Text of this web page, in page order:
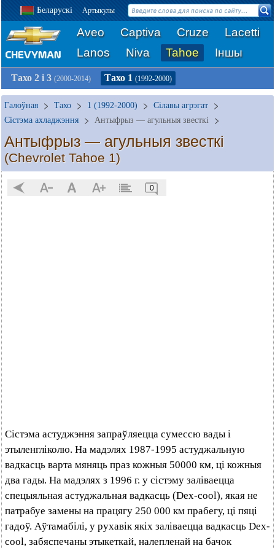
Беларускі Артыкулы
Aveo Captiva Cruze
Lacetti
Lanos
Niva Tahoe Іншы
Тахо 2 і 3 (2000-2014) Тахо 1 (1992-2000)
Галоўная Тахо 1 (1992-2000)
Сілавы агрэгат
Сістэма ахладжэння
Антыфрыз — агульныя звесткі
Антыфрыз — агульныя звесткі
(Chevrolet Tahoe 1)
0
Сістэма астуджэння запраўляецца сумессю вады і
этыленгліколю. На мадэлях 1987-1995 астуджальную
вадкасць варта мяняць праз кожныя 50000 км, ці кожныя
два гады. На мадэлях з 1996 г. у сістэму заліваецца
спецыяльная астуджальная вадкасць (Dex-cool), якая не
патрабуе замены на працягу 250 000 км прабегу, ці пяці
гадоў. Аўтамабілі, у рухавік якіх заліваецца вадкасць Dex-
cool, забяспечаны этыкеткай, налепленай на бачок